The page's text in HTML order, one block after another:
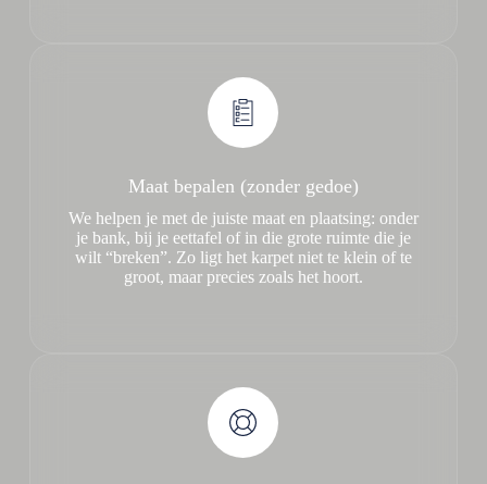
Maat bepalen (zonder gedoe)
We helpen je met de juiste maat en plaatsing: onder
je bank, bij je eettafel of in die grote ruimte die je
wilt “breken”. Zo ligt het karpet niet te klein of te
groot, maar precies zoals het hoort.